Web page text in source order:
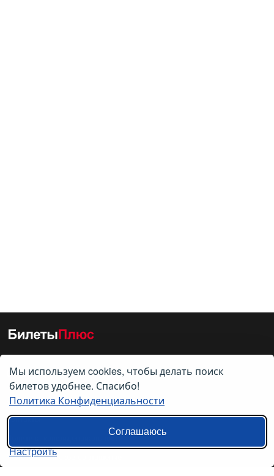
О нас
О компании
Контакты
Пользовательское соглашение
Мы используем cookies, чтобы делать поиск
билетов удобнее. Спасибо!
Политика Конфиденциальности
Соглашаюсь
Настроить